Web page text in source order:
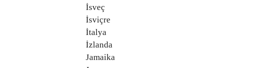
İsveç
İsviçre
İtalya
İzlanda
Jamaika